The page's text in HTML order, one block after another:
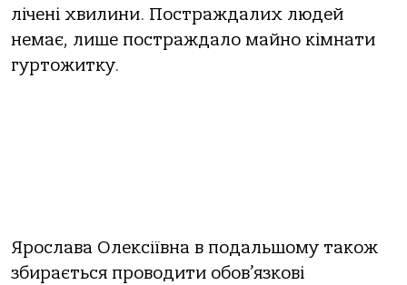
лічені хвилини. Постраждалих людей
немає, лише постраждало майно кімнати
гуртожитку.
Ярослава Олексіївна в подальшому також
збирається проводити обов’язкові